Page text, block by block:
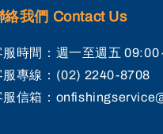
絡我們 Contact Us
服時間：週一至週五 09:00
服專線：(02) 2240-8708
服信箱：